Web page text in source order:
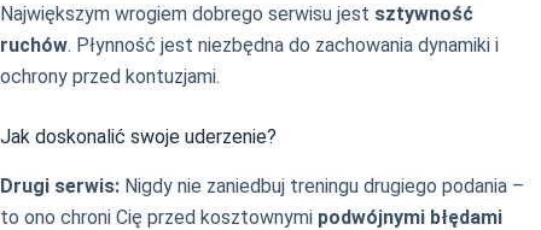
Największym wrogiem dobrego serwisu jest sztywność
ruchów. Płynność jest niezbędna do zachowania dynamiki i
ochrony przed kontuzjami.
Jak doskonalić swoje uderzenie?
Drugi serwis: Nigdy nie zaniedbuj treningu drugiego podania –
to ono chroni Cię przed kosztownymi podwójnymi błędami